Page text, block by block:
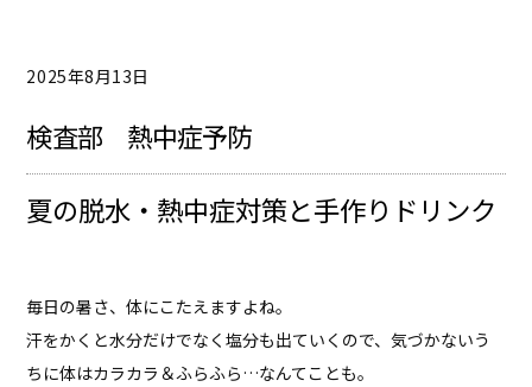
2025年8月13日
検査部 熱中症予防
夏の脱水・熱中症対策と手作りドリンク
毎日の暑さ、体にこたえますよね。
汗をかくと水分だけでなく塩分も出ていくので、気づかないう
ちに体はカラカラ＆ふらふら…なんてことも。